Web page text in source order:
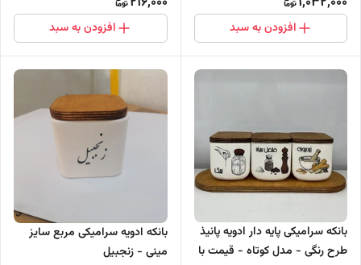
افزودن به سبد افزودن به سبد
بانکه سرامیکی پایه دار ادویه پانیذ
طرح رنگی - مدل کوتاه - قیمت با
بانکه ادویه سرامیکی مربع سایز
مینی - زنجبیل